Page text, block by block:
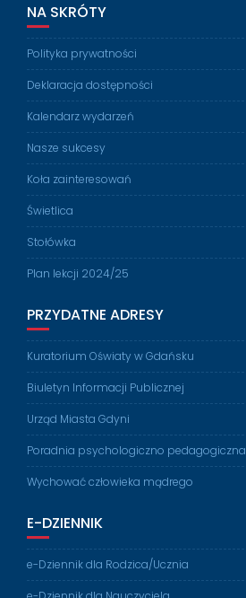
NA SKRÓTY
Polityka prywatności
Deklaracja dostępności
Kalendarz wydarzeń
Nasze sukcesy
Koła zainteresowań
Świetlica
Stołówka
Plan lekcji 2024/25
PRZYDATNE ADRESY
Kuratorium Oświaty w Gdańsku
Biuletyn Informacji Publicznej
Urząd Miasta Gdyni
Poradnia psychologiczno pedagogiczna
Wychować człowieka mądrego
E-DZIENNIK
e-Dziennik dla Rodzica/Ucznia